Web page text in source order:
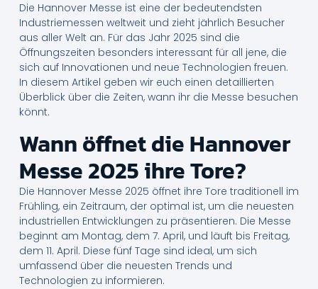
Die Hannover Messe ist eine der bedeutendsten
Industriemessen weltweit und zieht jährlich Besucher
aus aller Welt an. Für das Jahr 2025 sind die
Öffnungszeiten besonders interessant für all jene, die
sich auf Innovationen und neue Technologien freuen.
In diesem Artikel geben wir euch einen detaillierten
Überblick über die Zeiten, wann ihr die Messe besuchen
könnt.
Wann öffnet die Hannover
Messe 2025 ihre Tore?
Die Hannover Messe 2025 öffnet ihre Tore traditionell im
Frühling, ein Zeitraum, der optimal ist, um die neuesten
industriellen Entwicklungen zu präsentieren. Die Messe
beginnt am Montag, dem 7. April, und läuft bis Freitag,
dem 11. April. Diese fünf Tage sind ideal, um sich
umfassend über die neuesten Trends und
Technologien zu informieren.